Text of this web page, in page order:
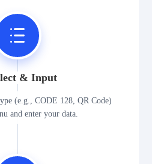
& Input
(e.g., CODE 128, QR Code)
and enter your data.